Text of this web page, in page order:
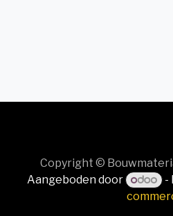
Copyright ©
Aangeboden door
-